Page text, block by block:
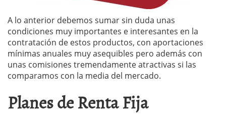
A lo anterior debemos sumar sin duda unas
condiciones muy importantes e interesantes en la
contratación de estos productos, con aportaciones
mínimas anuales muy asequibles pero además con
unas comisiones tremendamente atractivas si las
comparamos con la media del mercado.
Planes de Renta Fija